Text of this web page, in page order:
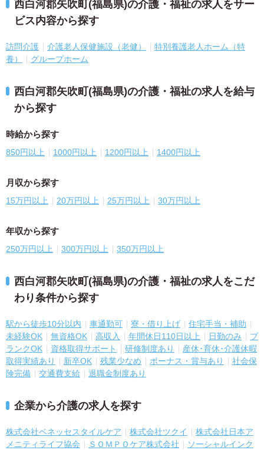
西白河郡矢吹町(福島県)の介護・福祉の求人をサー
ビス内容から探す
訪問介護 介護老人保健施設（老健）
特別養護老人ホーム（特
養）
グループホーム
西白河郡矢吹町(福島県)の介護・福祉の求人を給与
から探す
時給から探す
850円以上 1000円以上 1200円以上 1400円以上
月収から探す
15万円以上 20万円以上 25万円以上 30万円以上
年収から探す
250万円以上 300万円以上 350万円以上
西白河郡矢吹町(福島県)の介護・福祉の求人をこだ
わり条件から探す
駅から徒歩10分以内 車通勤可 寮・借り上げ
住宅手当・補助
未経験OK
無資格OK 高収入 年間休日110日以上 日勤のみ
ブ
ランクOK
資格取得サポート 研修制度あり
産休･育休･介護休暇
取得実績あり
新卒OK 残業少なめ ボーナス・賞与あり
社会保
険完備
交通費支給 退職金制度あり
企業から介護の求人を探す
株式会社ベネッセスタイルケア 株式会社ツクイ
株式会社日本ア
メニティライフ協会
ＳＯＭＰＯケア株式会社
ソーシャルインク